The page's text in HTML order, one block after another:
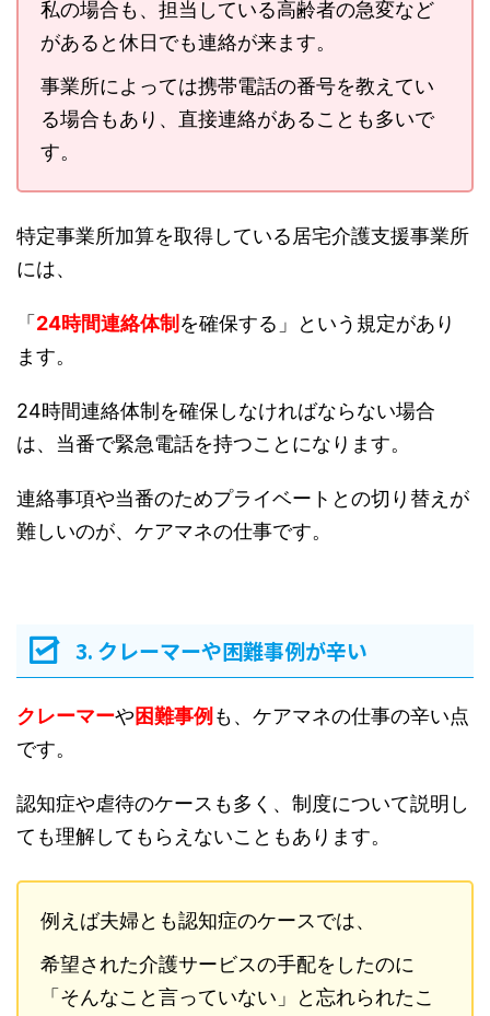
私の場合も、担当している高齢者の急変など
があると休日でも連絡が来ます。
事業所によっては携帯電話の番号を教えてい
る場合もあり、直接連絡があることも多いで
す。
特定事業所加算を取得している居宅介護支援事業所
には、
「 24時間連絡体制 を確保する」という規定があり
ます。
24時間連絡体制を確保しなければならない場合
は、当番で緊急電話を持つことになります。
連絡事項や当番のためプライベートとの切り替えが
難しいのが、ケアマネの仕事です。
3. クレーマーや困難事例が辛い
クレーマーや困難事例 も、ケアマネの仕事の辛い点
です。
認知症や虐待のケースも多く、制度について説明し
ても理解してもらえないこともあります。
例えば夫婦とも認知症のケースでは、
希望された介護サービスの手配をしたのに
「そんなこと言っていない」と忘れられたこ